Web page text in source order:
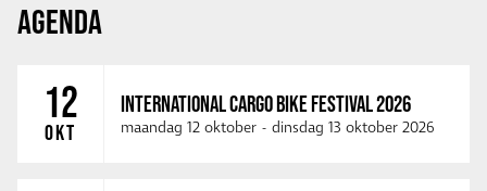
AGENDA
12
OKT
INTERNATIONAL CARGO BIKE FESTIVAL 2026
maandag 12 oktober - dinsdag 13 oktober 2026